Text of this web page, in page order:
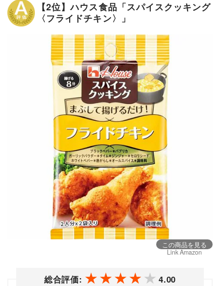
【2位】ハウス食品「スパイスクッキング
〈フライドチキン〉」
この商品を見る
Link Amazon
総合評価: 4.00